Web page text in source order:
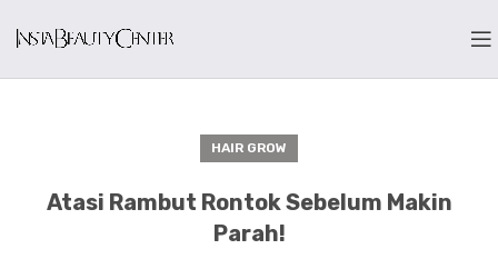
HAIR GROW
Atasi Rambut Rontok Sebelum Makin
Parah!